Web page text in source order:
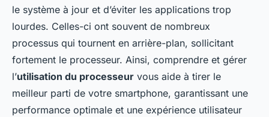
le système à jour et d’éviter les applications trop
lourdes. Celles-ci ont souvent de nombreux
processus qui tournent en arrière-plan, sollicitant
fortement le processeur. Ainsi, comprendre et gérer
l’utilisation du processeur vous aide à tirer le
meilleur parti de votre smartphone, garantissant une
performance optimale et une expérience utilisateur